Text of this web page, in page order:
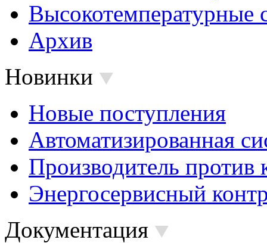
Высокотемпературные
Архив
Новинки
Новые поступления
Автоматизированная
Производитель против
Энергосервисный
Документация